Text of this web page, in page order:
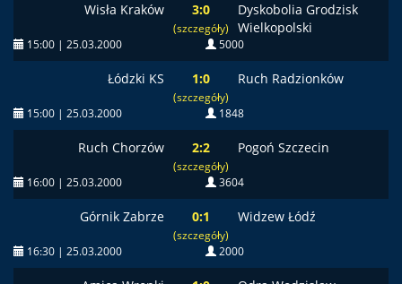
Wisła Kraków 3:0
(szczegóły)
Dyskobolia Grodzisk
Wielkopolski
15:00 | 25.03.2000 5000
Łódzki KS 1:0
(szczegóły)
Ruch Radzionków
15:00 | 25.03.2000 1848
Ruch Chorzów 2:2
(szczegóły)
Pogoń Szczecin
16:00 | 25.03.2000 3604
Górnik Zabrze 0:1
(szczegóły)
Widzew Łódź
16:30 | 25.03.2000 2000